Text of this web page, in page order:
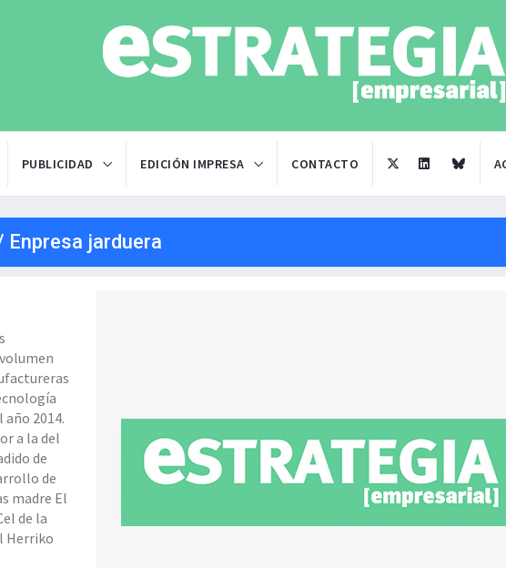
PUBLICIDAD EDICIÓN IMPRESA CONTACTO
jarduera
2014.
a la del
de
de
madre El
de la
Herriko